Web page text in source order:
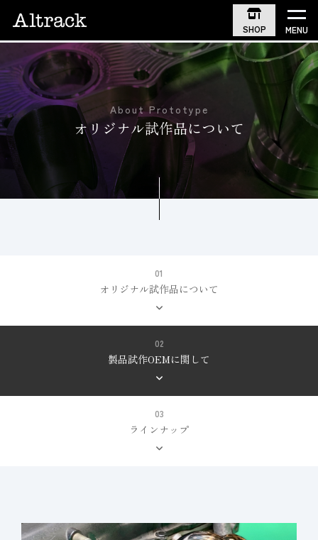
SHOP MENU
About Prototype
オリジナル試作品について
01
オリジナル試作品について
02
製品試作OEMに関して
03
ラインナップ